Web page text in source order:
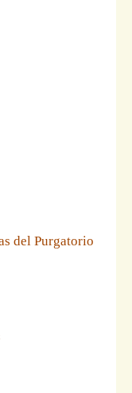
del Purgatorio